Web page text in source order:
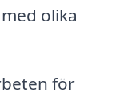
olika
för